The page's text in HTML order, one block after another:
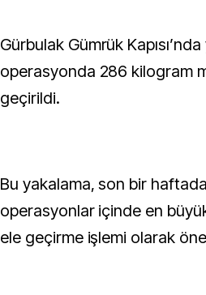
Gürbulak Gümrük Kapısı’nda
operasyonda 286 kilogram
geçirildi.
Bu yakalama, son bir
operasyonlar içinde en
ele geçirme işlemi olarak öne